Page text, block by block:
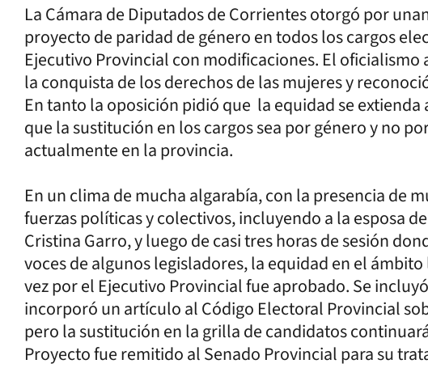
La Cámara de Diputados de Corrientes otorgó por
proyecto de paridad de género en todos los cargos
Ejecutivo Provincial con modificaciones. El
la conquista de los derechos de las mujeres y
En tanto la oposición pidió que la equidad se extienda
que la sustitución en los cargos sea por género y no
actualmente en la provincia.
En un clima de mucha algarabía, con la presencia de
fuerzas políticas y colectivos, incluyendo a la esposa
Cristina Garro, y luego de casi tres horas de sesión
voces de algunos legisladores, la equidad en el
vez por el Ejecutivo Provincial fue aprobado. Se
incorporó un artículo al Código Electoral Provincial
pero la sustitución en la grilla de candidatos
Proyecto fue remitido al Senado Provincial para su